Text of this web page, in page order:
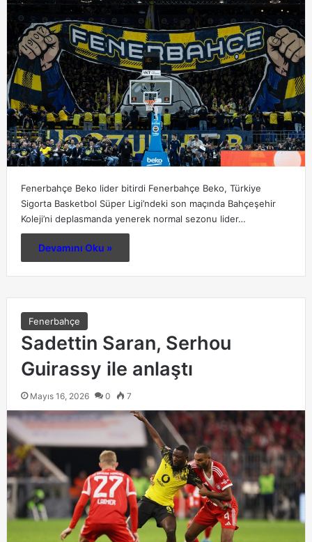
Fenerbahçe Beko lider bitirdi Fenerbahçe Beko, Türkiye
Sigorta Basketbol Süper Ligi’ndeki son maçında Bahçeşehir
Koleji’ni deplasmanda yenerek normal sezonu lider…
Devamını Oku »
Fenerbahçe
Sadettin Saran, Serhou
Guirassy ile anlaştı
Mayıs 16, 2026 0 7